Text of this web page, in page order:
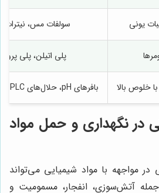
یونی سولفات مس، نیترات
پلی اتیلن، پلی
خلوص بالا بافرهای pH، حلال‌های HPLC، معرف‌های گرید تشخیصی
در نگهداری و حمل مواد
مواجهه با مواد شیمیایی می‌تواند
جمله آتش‌سوزی، انفجار، مسمومیت و